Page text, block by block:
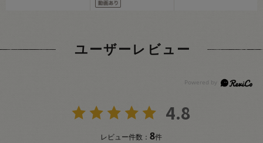
ユーザーレビュー
4.8
レビュー件数：8件